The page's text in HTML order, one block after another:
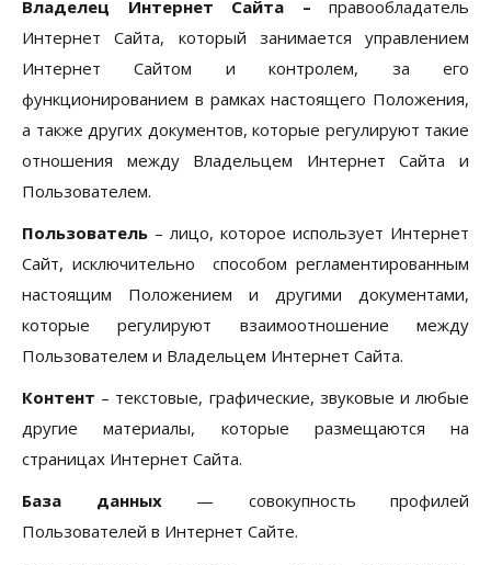
Владелец Интернет Сайта – правообладатель
Интернет Сайта, который занимается управлением
Интернет Сайтом и контролем, за его
функционированием в рамках настоящего Положения,
а также других документов, которые регулируют такие
отношения между Владельцем Интернет Сайта и
Пользователем.
Пользователь – лицо, которое использует Интернет
Сайт, исключительно способом регламентированным
настоящим Положением и другими документами,
которые регулируют взаимоотношение между
Пользователем и Владельцем Интернет Сайта.
Контент – текстовые, графические, звуковые и любые
другие материалы, которые размещаются на
страницах Интернет Сайта.
База данных— совокупность профилей
Пользователей в Интернет Сайте.